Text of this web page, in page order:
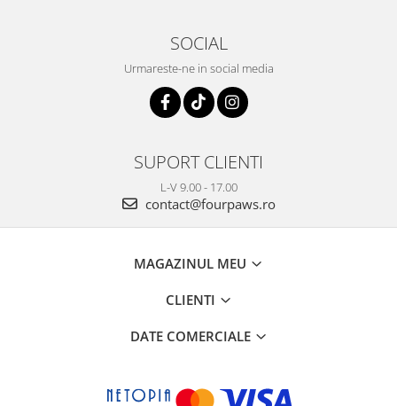
SOCIAL
Urmareste-ne in social media
SUPORT CLIENTI
L-V 9.00 - 17.00
contact@fourpaws.ro
MAGAZINUL MEU
CLIENTI
DATE COMERCIALE